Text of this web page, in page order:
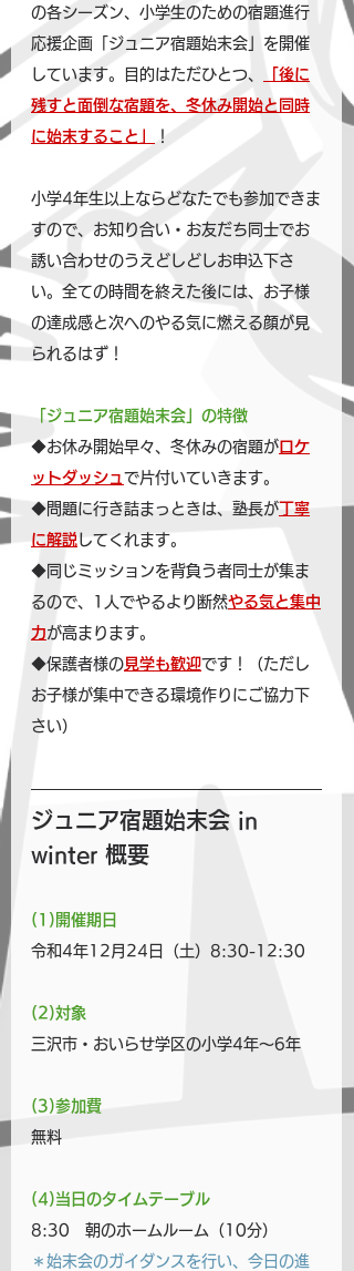
の各シーズン、小学生のための宿題進行
応援企画「ジュニア宿題始末会」を開催
しています。目的はただひとつ、
「後に
残すと面倒な宿題を、冬休み開始と同時
に始末すること」
！
小学4年生以上ならどなたでも参加できま
すので、お知り合い・お友だち同士でお
誘い合わせのうえどしどしお申込下さ
い。全ての時間を終えた後には、お子様
の達成感と次へのやる気に燃える顔が見
られるはず！
「ジュニア宿題始末会」の特徴
◆お休み開始早々、冬休みの宿題が ロケ
ットダッシュ で片付いていきます。
◆問題に行き詰まっときは、塾長が 丁寧
に解説してくれます。
◆同じミッションを背負う者同士が集ま
るので、1人でやるより断然やる気と集中
力が高まります。
◆保護者様の見学も歓迎です！（ただし
お子様が集中できる環境作りにご協力下
さい）
ジュニア宿題始末会 in
winter 概要
(1)開催期日
令和4年12月24日（土）8:30-12:30
(2)対象
三沢市・おいらせ学区の小学4年～6年
(3)参加費
無料
(4)当日のタイムテーブル
8:30　朝のホームルーム（10分）
＊始末会のガイダンスを行い、今日の進